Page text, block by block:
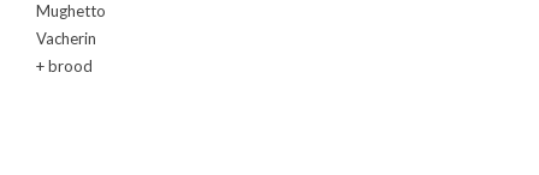
Mughetto
Vacherin
+ brood